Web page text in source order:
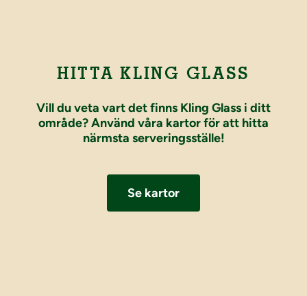
HITTA KLING GLASS
Vill du veta vart det finns Kling Glass i ditt
område? Använd våra kartor för att hitta
närmsta serveringsställe!
Se kartor